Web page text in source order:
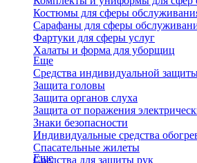
Костюмы для сферы
Сарафаны для сферы
Фартуки для сферы услуг
Халаты и форма для уборщиц
Еще
Средства индивидуальной
Защита головы
Защита органов слуха
Защита от поражения
Знаки безопасности
Индивидуальные средства
Спасательные жилеты
Средства для защиты рук
Еще